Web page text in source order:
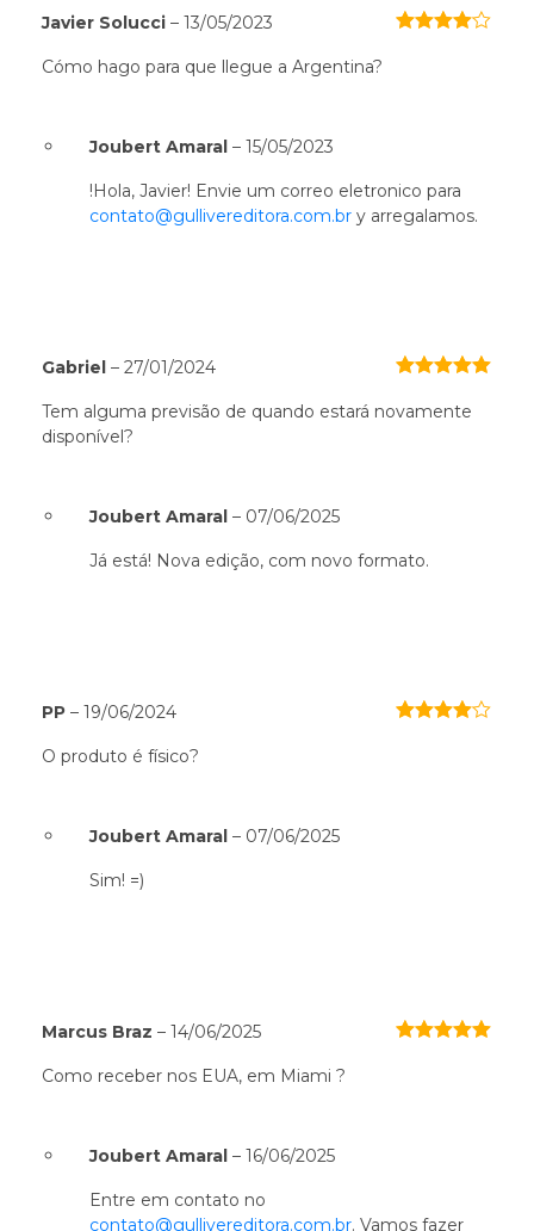
Javier Solucci – 13/05/2023
Cómo hago para que llegue a Argentina?
Joubert Amaral – 15/05/2023
!Hola, Javier! Envie um correo eletronico para
contato@gullivereditora.com.br y arregalamos.
de 5
Gabriel – 27/01/2024
Tem alguma previsão de quando estará novamente
disponível?
Joubert Amaral – 07/06/2025
Já está! Nova edição, com novo formato.
PP – 19/06/2024
O produto é físico?
Joubert Amaral – 07/06/2025
Sim! =)
Marcus Braz – 14/06/2025
Como receber nos EUA, em Miami ?
Joubert Amaral – 16/06/2025
Entre em contato no
contato@gullivereditora.com.br. Vamos fazer